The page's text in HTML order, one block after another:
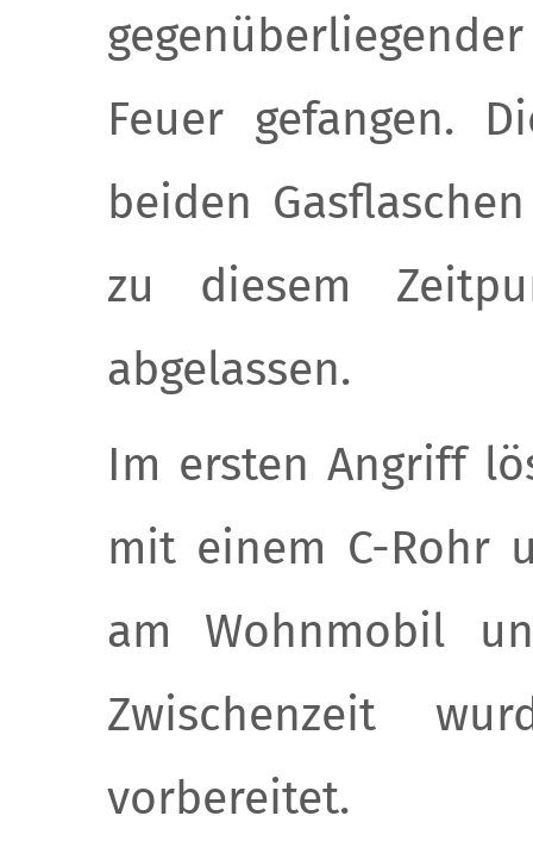
Feuer gefangen.
beiden
zu diesem
abgelassen.
Im ersten Angriff
mit einem C-Rohr
am Wohnmobil
Zwischenzeit
vorbereitet.